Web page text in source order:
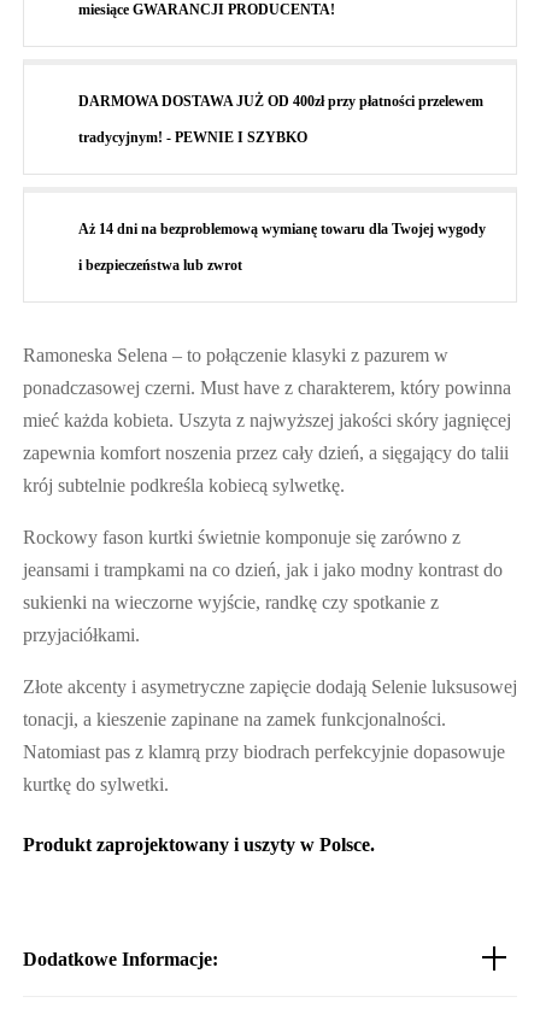
miesiące GWARANCJI PRODUCENTA!
DARMOWA DOSTAWA JUŻ OD 400zł przy płatności przelewem
tradycyjnym! - PEWNIE I SZYBKO
Aż 14 dni na bezproblemową wymianę towaru dla Twojej wygody
i bezpieczeństwa lub zwrot
Ramoneska Selena – to połączenie klasyki z pazurem w
ponadczasowej czerni. Must have z charakterem, który powinna
mieć każda kobieta. Uszyta z najwyższej jakości skóry jagnięcej
zapewnia komfort noszenia przez cały dzień, a sięgający do talii
krój subtelnie podkreśla kobiecą sylwetkę.
Rockowy fason kurtki świetnie komponuje się zarówno z
jeansami i trampkami na co dzień, jak i jako modny kontrast do
sukienki na wieczorne wyjście, randkę czy spotkanie z
przyjaciółkami.
Złote akcenty i asymetryczne zapięcie dodają Selenie luksusowej
tonacji, a kieszenie zapinane na zamek funkcjonalności.
Natomiast pas z klamrą przy biodrach perfekcyjnie dopasowuje
kurtkę do sylwetki.
Produkt zaprojektowany i uszyty w Polsce.
Dodatkowe Informacje: